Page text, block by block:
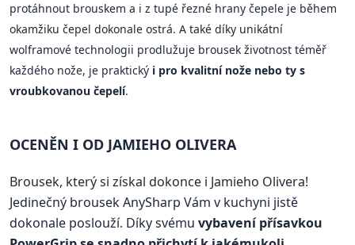
protáhnout brouskem a i z tupé řezné hrany čepele je během
okamžiku čepel dokonale ostrá. A také díky unikátní
wolframové technologii prodlužuje brousek životnost téměř
každého nože, je praktický i pro kvalitní nože nebo ty s
vroubkovanou čepelí.
OCENĚN I OD JAMIEHO OLIVERA
Brousek, který si získal dokonce i Jamieho Olivera!
Jedinečný brousek AnySharp Vám v kuchyni jistě
dokonale poslouží. Díky svému vybavení přísavkou